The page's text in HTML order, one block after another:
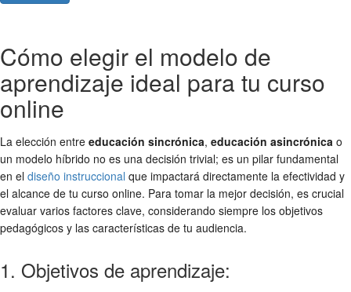
Cómo elegir el modelo de
aprendizaje ideal para tu curso
online
La elección entre educación sincrónica, educación asincrónica o
un modelo híbrido no es una decisión trivial; es un pilar fundamental
en el diseño instruccional que impactará directamente la efectividad y
el alcance de tu curso online. Para tomar la mejor decisión, es crucial
evaluar varios factores clave, considerando siempre los objetivos
pedagógicos y las características de tu audiencia.
1. Objetivos de aprendizaje: